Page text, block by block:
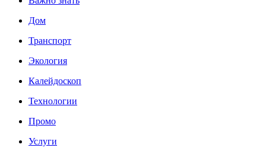
Дом
Транспорт
Экология
Калейдоскоп
Технологии
Промо
Услуги